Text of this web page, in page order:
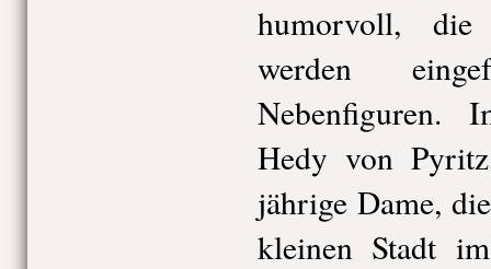
humorvoll, die
werden
Nebenfiguren.
Hedy von
jährige Dame,
kleinen Stadt